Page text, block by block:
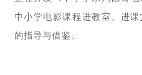
中小学电影课程进教室、进
的指导与借鉴。